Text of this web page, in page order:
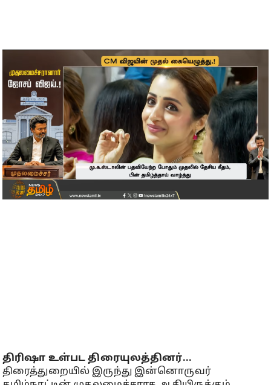
திரிஷா உள்பட திரையுலத்தினர்...
திரைத்துறையில் இருந்து இன்னொருவர்